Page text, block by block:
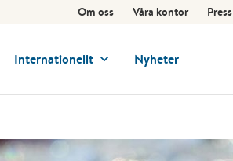
Om oss Våra kontor Press
Internationellt Nyheter